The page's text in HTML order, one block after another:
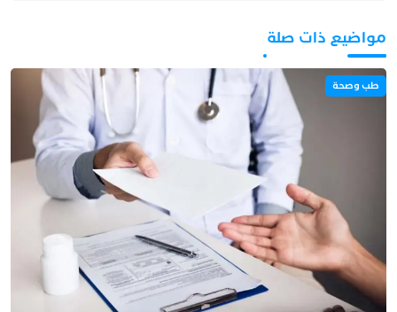
مواضيع ذات صلة
طب وصحة